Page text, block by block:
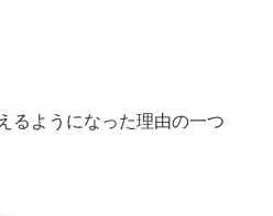
るようになった理由の一つ